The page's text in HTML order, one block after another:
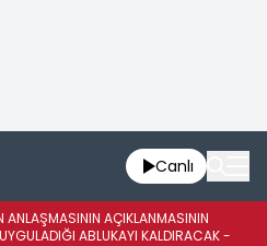
Canlı
AÇIKLANMASININ
ABLUKAYI KALDIRACAK -